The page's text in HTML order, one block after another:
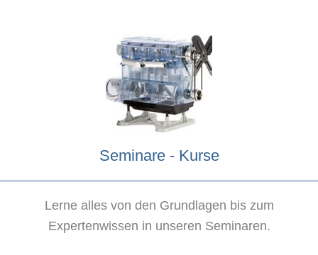
Seminare - Kurse
Lerne alles von den Grundlagen bis zum
Expertenwissen in unseren Seminaren.